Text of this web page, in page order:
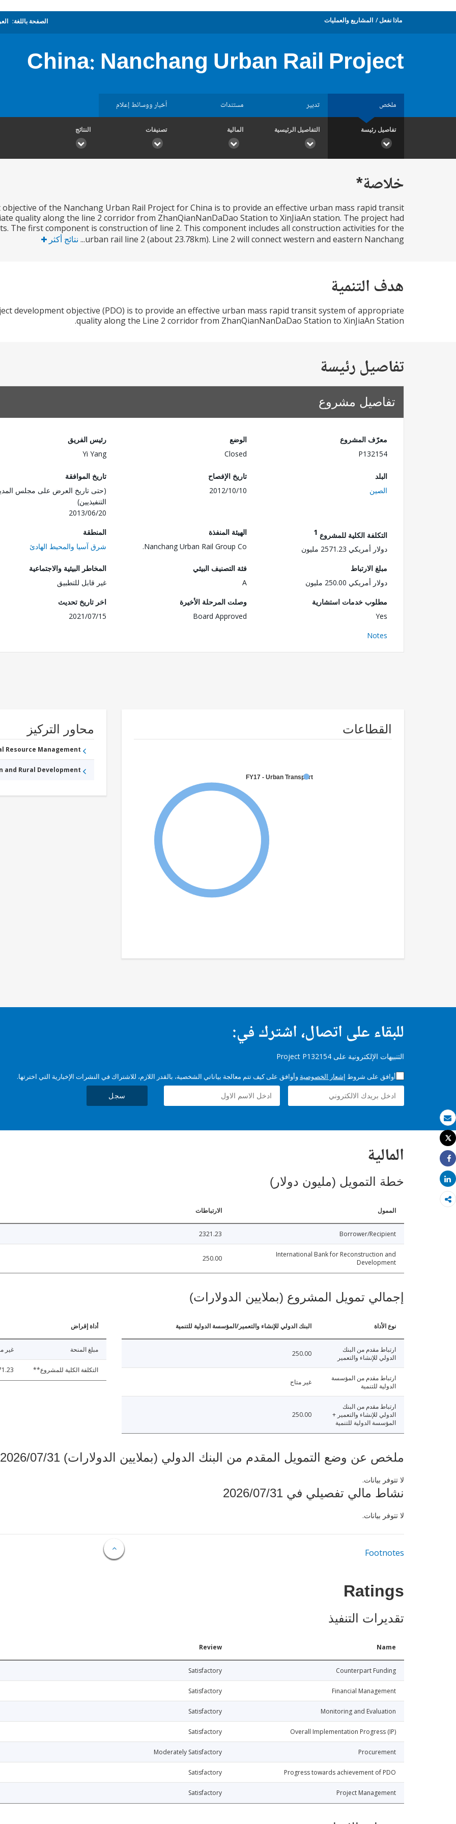
بريد الكتروني
طباعة
Tweet
Share
Share
ماذا نفعل المشاريع والعمليات الصفحة باللغة:
China: Nanchang Urban Rail Project
ملخص تدبير مستندات أخبار ووسائط إعلام
تفاصيل رئيسة التفاصيل الرئيسية المالية تصنيفات النتائج
خلاصة*
of the Nanchang Urban Rail Project for China is to provide an effective urban mass rapid transit
quality along the line 2 corridor from ZhanQianNanDaDao Station to XinJiaAn station. The project had
The first component is construction of line 2. This component includes all construction activities for the
urban rail line 2 (about 23.78km). Line 2 will connect western and eastern Nanchang...
نتائج أكثر
هدف التنمية
development objective (PDO) is to provide an effective urban mass rapid transit system of appropriate
quality along the Line 2 corridor from ZhanQianNanDaDao Station to XinJiaAn Station.
تفاصيل رئيسة
تفاصيل مشروع
معرّف المشروع
P132154
الوضع
Closed
رئيس الفريق
Yi Yang
البلد
الصين
تاريخ الإفصاح
2012/10/10
تاريخ الموافقة
(حتى تاريخ العرض على مجلس
التنفيذيين)
2013/06/20
التكلفة الكلية للمشروع 1
دولار أمريكي 2571.23 مليون
الهيئة المنفذة
Nanchang Urban Rail Group Co.
المنطقة
شرق آسيا والمحيط الهادئ
مبلغ الارتباط
دولار أمريكي 250.00 مليون
فئة التصنيف البيئي
A
المخاطر البيئية والاجتماعية
غير قابل للتطبيق
مطلوب خدمات استشارية
Yes
وصلت المرحلة الأخيرة
Board Approved
اخر تاريخ تحديث
2021/07/15
Notes
القطاعات
FY17 - Urban Transport
محاور التركيز
Resource Management
and Rural Development
للبقاء على اتصال، اشترك في:
التنبيهات الإلكترونية على Project P132154
أوافق على شروط إشعار الخصوصية وأوافق على كيف تتم معالجة بياناتي الشخصية، بالقدر اللازم، للاشتراك في النشرات الإخبارية التي اخترتها.
سجل
المالية
خطة التمويل (مليون دولار)
الممول الارتباطات
Borrower/Recipient
2321.23
International Bank for Reconstruction and
Development
250.00
إجمالي تمويل المشروع (بملايين الدولارات)
نوع الأداة البنك الدولي للإنشاء والتعمير/المؤسسة الدولية للتنمية
ارتباط مقدم من البنك
الدولي للإنشاء والتعمير
250.00
ارتباط مقدم من المؤسسة
الدولية للتنمية
غير متاح
ارتباط مقدم من البنك
الدولي للإنشاء والتعمير +
المؤسسة الدولية للتنمية
250.00
أداة إقراض
مبلغ المنحة غير
التكلفة الكلية للمشروع**
ملخص عن وضع التمويل المقدم من البنك الدولي (بملايين الدولارات) 2026/07/31
لا تتوفر بيانات.
نشاط مالي تفصيلي في 2026/07/31
لا تتوفر بيانات.
Footnotes
Ratings
تقديرات التنفيذ
Name
Review
Counterpart Funding
Satisfactory
Financial Management
Satisfactory
Monitoring and Evaluation
Satisfactory
Overall Implementation Progress (IP)
Satisfactory
Procurement
Moderately Satisfactory
Progress towards achievement of PDO
Satisfactory
Project Management
Satisfactory